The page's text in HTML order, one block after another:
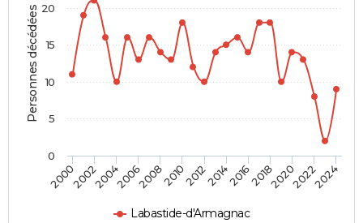
Personnes décédées
Labastide-d'Armagnac
2000200220042006200820102012201420162018202020222024
0
5
10
15
20